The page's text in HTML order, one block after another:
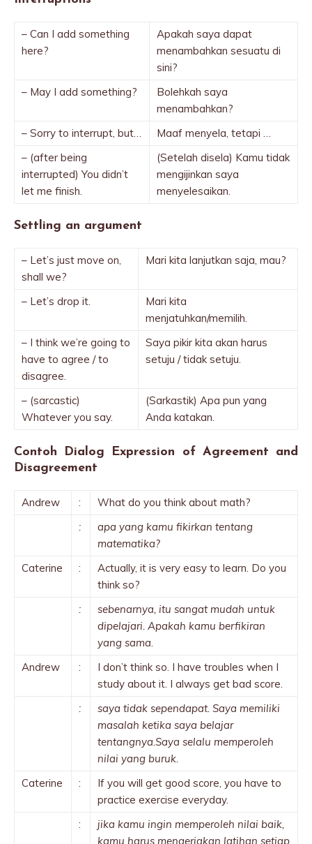
– Can I add something
here?
Apakah saya dapat
menambahkan sesuatu di
sini?
– May I add something?
Bolehkah saya
menambahkan?
– Sorry to interrupt, but…
Maaf menyela, tetapi …
– (after being
interrupted) You didn’t
let me finish.
(Setelah disela) Kamu tidak
mengijinkan saya
menyelesaikan.
Settling an argument
– Let’s just move on,
shall we?
Mari kita lanjutkan saja, mau?
– Let’s drop it.
Mari kita
menjatuhkan/memilih.
– I think we’re going to
have to agree / to
disagree.
Saya pikir kita akan harus
setuju / tidak setuju.
– (sarcastic)
Whatever you say.
(Sarkastik) Apa pun yang
Anda katakan.
Contoh Dialog Expression of Agreement and
Disagreement
Andrew :
What do you think about math?
:
apa yang kamu fikirkan tentang
matematika?
Caterine
:
Actually, it is very easy to learn. Do you
think so?
:
sebenarnya, itu sangat mudah untuk
dipelajari. Apakah kamu berfikiran
yang sama.
Andrew
:
I don’t think so. I have troubles when I
study about it. I always get bad score.
:
saya tidak sependapat. Saya memiliki
masalah ketika saya belajar
tentangnya.Saya selalu memperoleh
nilai yang buruk.
Caterine
:
If you will get good score, you have to
practice exercise everyday.
:
jika kamu ingin memperoleh nilai baik,
kamu harus mengerjakan latihan setiap